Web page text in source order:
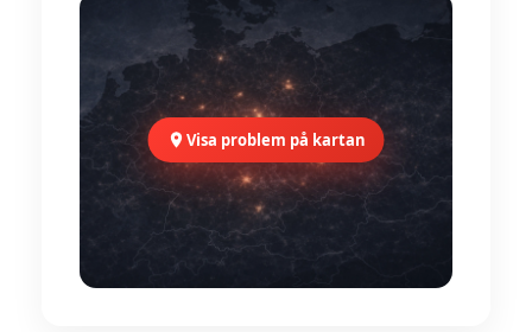
Visa problem på kartan